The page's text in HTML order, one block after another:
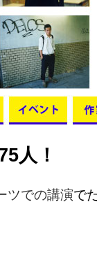
人！
ツでの講演で